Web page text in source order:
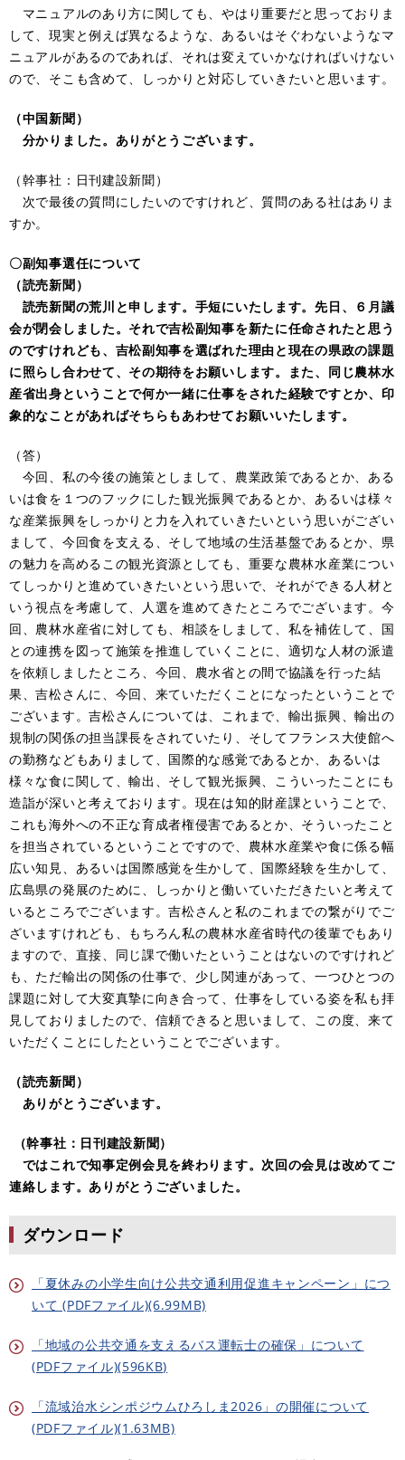
マニュアルのあり方に関しても、やはり重要だと思っておりま
して、現実と例えば異なるような、あるいはそぐわないようなマ
ニュアルがあるのであれば、それは変えていかなければいけない
ので、そこも含めて、しっかりと対応していきたいと思います。
（中国新聞）
分かりました。ありがとうございます。
（幹事社：日刊建設新聞）
次で最後の質問にしたいのですけれど、質問のある社はありま
すか。
〇副知事選任について
（読売新聞）
読売新聞の荒川と申します。手短にいたします。先日、６月議
会が閉会しました。それで吉松副知事を新たに任命されたと思う
のですけれども、吉松副知事を選ばれた理由と現在の県政の課題
に照らし合わせて、その期待をお願いします。また、同じ農林水
産省出身ということで何か一緒に仕事をされた経験ですとか、印
象的なことがあればそちらもあわせてお願いいたします。
（答）
今回、私の今後の施策としまして、農業政策であるとか、ある
いは食を１つのフックにした観光振興であるとか、あるいは様々
な産業振興をしっかりと力を入れていきたいという思いがござい
まして、今回食を支える、そして地域の生活基盤であるとか、県
の魅力を高めるこの観光資源としても、重要な農林水産業につい
てしっかりと進めていきたいという思いで、それができる人材と
いう視点を考慮して、人選を進めてきたところでございます。今
回、農林水産省に対しても、相談をしまして、私を補佐して、国
との連携を図って施策を推進していくことに、適切な人材の派遣
を依頼しましたところ、今回、農水省との間で協議を行った結
果、吉松さんに、今回、来ていただくことになったということで
ございます。吉松さんについては、これまで、輸出振興、輸出の
規制の関係の担当課長をされていたり、そしてフランス大使館へ
の勤務などもありまして、国際的な感覚であるとか、あるいは
様々な食に関して、輸出、そして観光振興、こういったことにも
造詣が深いと考えております。現在は知的財産課ということで、
これも海外への不正な育成者権侵害であるとか、そういったこと
を担当されているということですので、農林水産業や食に係る幅
広い知見、あるいは国際感覚を生かして、国際経験を生かして、
広島県の発展のために、しっかりと働いていただきたいと考えて
いるところでございます。吉松さんと私のこれまでの繋がりでご
ざいますけれども、もちろん私の農林水産省時代の後輩でもあり
ますので、直接、同じ課で働いたということはないのですけれど
も、ただ輸出の関係の仕事で、少し関連があって、一つひとつの
課題に対して大変真摯に向き合って、仕事をしている姿を私も拝
見しておりましたので、信頼できると思いまして、この度、来て
いただくことにしたということでございます。
（読売新聞）
ありがとうございます。
（幹事社：日刊建設新聞）
ではこれで知事定例会見を終わります。次回の会見は改めてご
連絡します。ありがとうございました。
ダウンロード
「夏休みの小学生向け公共交通利用促進キャンペーン」につ
いて (PDFファイル)(6.99MB)
「地域の公共交通を支えるバス運転士の確保」について
(PDFファイル)(596KB)
「流域治水シンポジウムひろしま2026」の開催について
(PDFファイル)(1.63MB)